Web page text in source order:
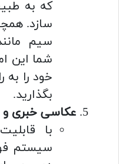
که به
سازد.
شما این
خود را به
بگذارید.
عکاسی خبری و
با
سیستم